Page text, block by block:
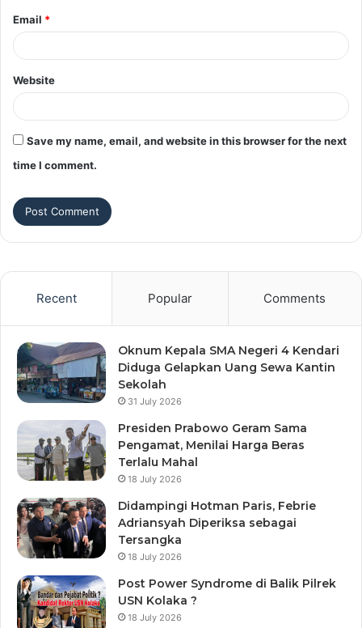
Email *
Website
Save my name, email, and website in this browser for the next
time I comment.
Recent Popular Comments
Oknum Kepala SMA Negeri 4 Kendari
Diduga Gelapkan Uang Sewa Kantin
Sekolah
31 July 2026
Presiden Prabowo Geram Sama
Pengamat, Menilai Harga Beras
Terlalu Mahal
18 July 2026
Didampingi Hotman Paris, Febrie
Adriansyah Diperiksa sebagai
Tersangka
18 July 2026
Post Power Syndrome di Balik Pilrek
USN Kolaka ?
18 July 2026